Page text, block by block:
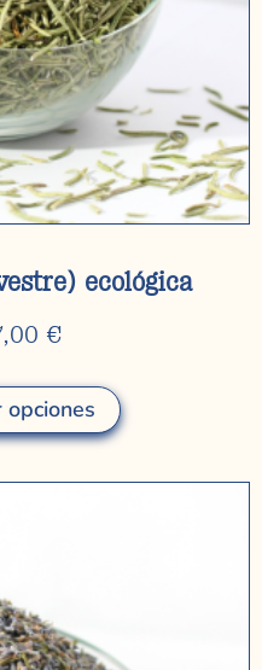
ecológica
€
opciones